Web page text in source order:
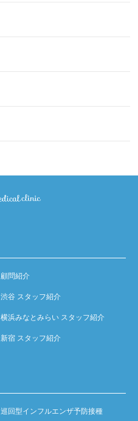
顧問紹介
渋谷 スタッフ紹介
横浜みなとみらい スタッフ紹介
新宿 スタッフ紹介
巡回型インフルエンザ予防接種